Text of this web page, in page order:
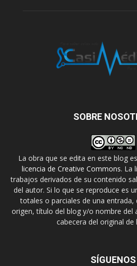
SOBRE
La obra que se edita en este blog
licencia de Creative Commons. La
trabajos derivados de su contenido
del autor. Si lo que se reproduce es
totales o parciales de una entrada,
origen, título del blog y/o nombre del
cabecera del original de
SÍGUENOS